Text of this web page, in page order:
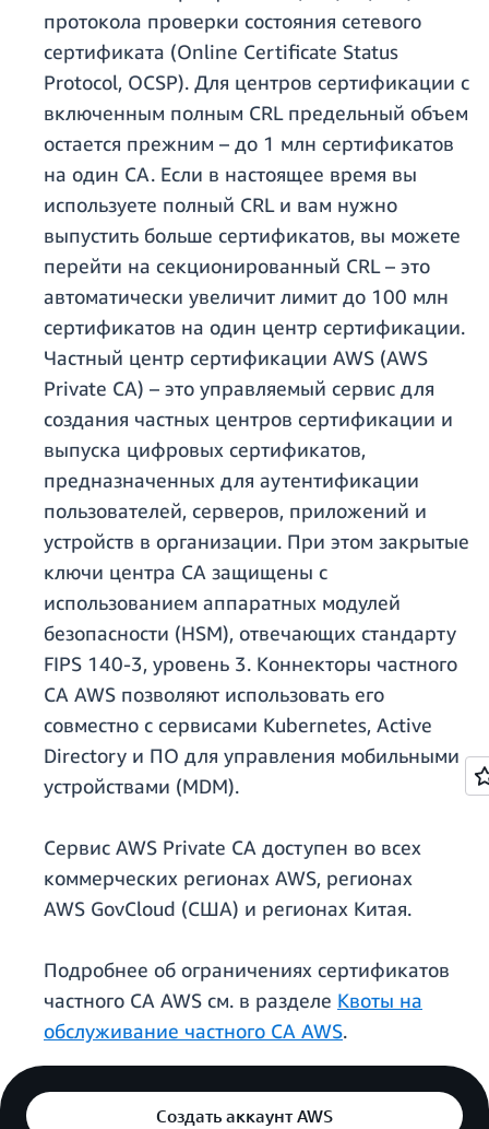
протокола проверки состояния сетевого
сертификата (Online Certificate Status
Protocol, OCSP). Для центров сертификации с
включенным полным CRL предельный объем
остается прежним – до 1 млн сертификатов
на один CA. Если в настоящее время вы
используете полный CRL и вам нужно
выпустить больше сертификатов, вы можете
перейти на секционированный CRL – это
автоматически увеличит лимит до 100 млн
сертификатов на один центр сертификации.
Частный центр сертификации AWS (AWS
Private CA) – это управляемый сервис для
создания частных центров сертификации и
выпуска цифровых сертификатов,
предназначенных для аутентификации
пользователей, серверов, приложений и
устройств в организации. При этом закрытые
ключи центра CA защищены с
использованием аппаратных модулей
безопасности (HSM), отвечающих стандарту
FIPS 140-3, уровень 3. Коннекторы частного
CA AWS позволяют использовать его
совместно с сервисами Kubernetes, Active
Directory и ПО для управления мобильными
устройствами (MDM).
Сервис AWS Private CA доступен во всех
коммерческих регионах AWS, регионах
AWS GovCloud (США) и регионах Китая.
Подробнее об ограничениях сертификатов
частного CA AWS см. в разделе Квоты на
обслуживание частного CA AWS.
Создать аккаунт AWS